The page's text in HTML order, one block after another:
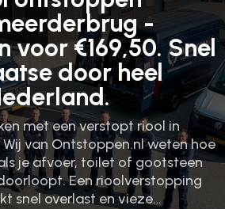
-
voor €169,50. Snel
door heel
met een verstopt riool in
van Ontstoppen.​nl weten hoe
je afvoer, toilet of gootsteen
Een rioolverstopping
snel overlast en vieze…